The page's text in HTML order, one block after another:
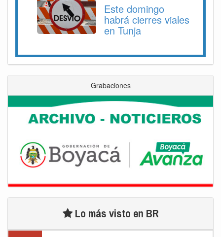
Este domingo
habrá cierres viales
en Tunja
Grabaciones
Lo más visto en BR